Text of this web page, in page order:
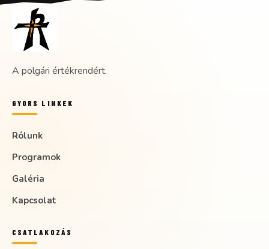
A polgári értékrendért.
GYORS LINKEK
Rólunk
Programok
Galéria
Kapcsolat
CSATLAKOZÁS